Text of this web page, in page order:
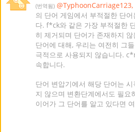
(번역됨) @TyphoonCarriage123,
의 단어 게임에서 부적절한 단
다. f*ck와 같은 가장 부적절한
히 제거되며 단어가 존재하지
단어에 대해, 우리는 여전히 그
극적으로 사용되지 않습니다.
속합니다.
단어 변압기에서 해당 단어는
지 않으며 변환단계에서도 필요
이어가 그 단어를 알고 있다면